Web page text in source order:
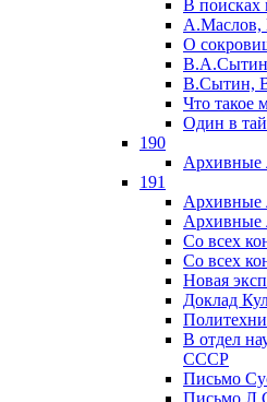
В поисках
А.Маслов,
О
В.А.Сытин,
В.Сытин, В
Что такое
Один в
190
Архивные
191
Архивные
Архивные
Со всех
Со всех
Новая
Доклад
В отдел
СССР
Письмо
Письмо